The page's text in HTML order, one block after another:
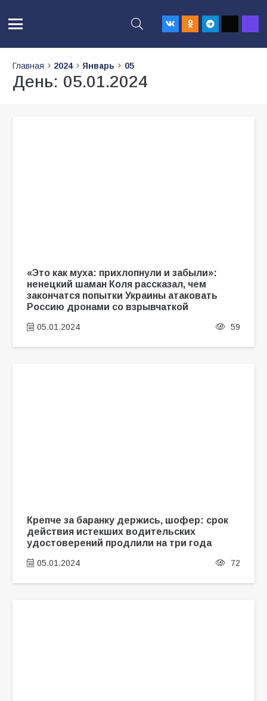
Главная 2024 Январь 05
День: 05.01.2024
«Это как муха: прихлопнули и забыли»:
ненецкий шаман Коля рассказал, чем
закончатся попытки Украины атаковать
Россию дронами со взрывчаткой
05.01.2024 59
Крепче за баранку держись, шофер: срок
действия истекших водительских
удостоверений продлили на три года
05.01.2024 72